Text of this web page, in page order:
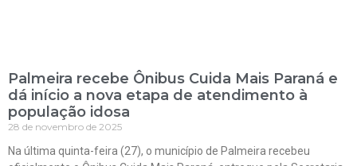
Palmeira recebe Ônibus Cuida Mais Paraná e
dá início a nova etapa de atendimento à
população idosa
28 de novembro de 2025
Na última quinta-feira (27), o município de Palmeira recebeu